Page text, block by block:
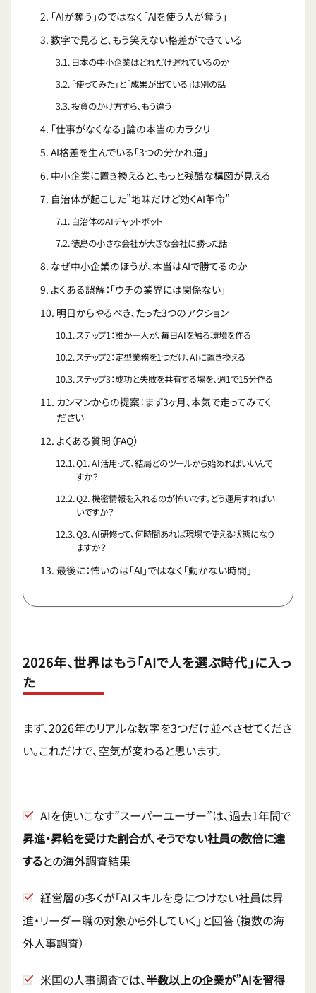
「AIが奪う」のではなく「AIを使う人が奪う」
数字で見ると、もう笑えない格差ができている
日本の中小企業はどれだけ遅れているのか
「使ってみた」と「成果が出ている」は別の話
投資のかけ方すら、もう違う
「仕事がなくなる」論の本当のカラクリ
AI格差を生んでいる「3つの分かれ道」
中小企業に置き換えると、もっと残酷な構図が見える
自治体が起こした”地味だけど効くAI革命”
自治体のAIチャットボット
徳島の小さな会社が大きな会社に勝った話
なぜ中小企業のほうが、本当はAIで勝てるのか
よくある誤解：「ウチの業界には関係ない」
明日からやるべき、たった3つのアクション
ステップ1：誰か一人が、毎日AIを触る環境を作る
ステップ2：定型業務を1つだけ、AIに置き換える
ステップ3：成功と失敗を共有する場を、週1で15分作る
カンマンからの提案：まず3ヶ月、本気で走ってみてく
ださい
よくある質問（FAQ）
Q1. AI活用って、結局どのツールから始めればいいんで
すか？
Q2. 機密情報を入れるのが怖いです。どう運用すればい
いですか？
Q3. AI研修って、何時間あれば現場で使える状態になり
ますか？
最後に：怖いのは「AI」ではなく「動かない時間」
2026年、世界はもう「AIで人を選ぶ時代」に入っ
た
まず、2026年のリアルな数字を3つだけ並べさせてくださ
い。これだけで、空気が変わると思います。
AIを使いこなす”スーパーユーザー”は、過去1年間で
昇進・昇給を受けた割合が、そうでない社員の数倍に達
するとの海外調査結果
経営層の多くが「AIスキルを身につけない社員は昇
進・リーダー職の対象から外していく」と回答（複数の海
外人事調査）
米国の人事調査では、半数以上の企業が”AIを習得